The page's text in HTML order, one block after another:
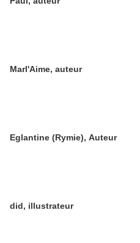
Marl'Aime, auteur
Eglantine (Rymie), Auteur
did, illustrateur